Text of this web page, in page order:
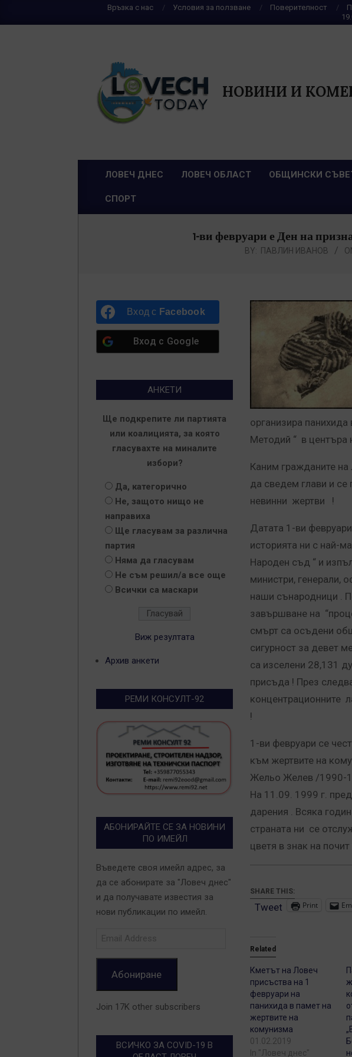
Връзка с нас Условия за ползване Поверителност
НОВИНИ И
Primary
ЛОВЕЧ ДНЕС ЛОВЕЧ ОБЛАСТ ОБЩИНСКИ
СПОРТ
1-ви февруари е Ден на
BY: ПАВЛИН ИВАНОВ
организира панихида
Методий “ в центъра
Каним гражданите
да сведем глави и се
невинни жертви !
Датата 1-ви
историята ни с най-
Народен съд “ и
министри, генерали,
наши сънародници .
завършване на
смърт са осъдени
сигурност за девет
са изселени 28,131
присъда ! През
концентрационните
!
1-ви февруари се
към жертвите на
Жельо Желев /1990-
На 11.09. 1999 г.
дарения . Всяка
страната ни се
цветя в знак на
SHARE THIS:
Tweet Print
Related
Кметът на Ловеч
присъства на 1
февруари на
панихида в памет на
жертвите на
комунизма
01.02.2019
In "Ловеч днес"
Вход с Facebook
Вход с Google
АНКЕТИ
Ще подкрепите ли партията
или коалицията, за която
гласувахте на миналите
избори?
Да, категорично
Не, защото нищо не
направиха
Ще гласувам за различна
партия
Няма да гласувам
Не съм решил/а все още
Всички са маскари
Виж резултата
Архив анкети
РЕМИ КОНСУЛТ-92
АБОНИРАЙТЕ СЕ ЗА НОВИНИ
ПО ИМЕЙЛ
Въведете своя имейл адрес, за
да се абонирате за "Ловеч днес"
и да получавате известия за
нови публикации по имейл.
Абониране
Join 17K other subscribers
ВСИЧКО ЗА COVID-19 В